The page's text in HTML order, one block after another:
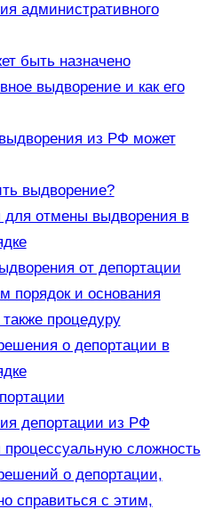
административного
быть назначено
выдворение и как его
из РФ может
выдворение?
отмены выдворения в
от депортации
порядок и основания
процедуру
о депортации в
депортации из РФ
сложность
о депортации,
справиться с этим,